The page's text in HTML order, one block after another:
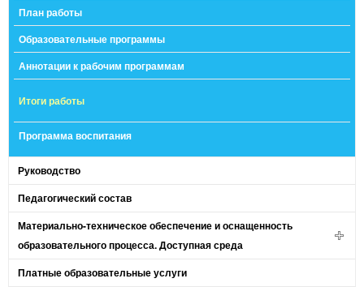
План работы
Образовательные программы
Аннотации к рабочим программам
Итоги работы
Программа воспитания
Руководство
Педагогический состав
Материально-техническое обеспечение и оснащенность
образовательного процесса. Доступная среда
Платные образовательные услуги